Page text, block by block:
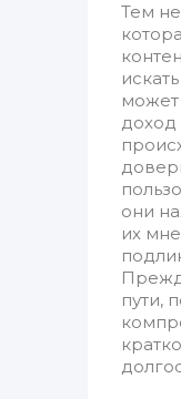
Тем
доход
они
их
пути,